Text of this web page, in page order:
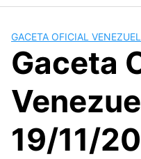
GACETA OFICIAL
Gaceta
19/11/